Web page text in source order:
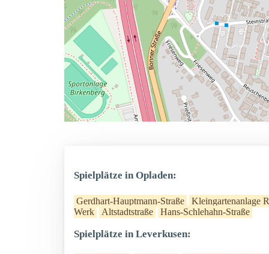
Spielplätze in Opladen:
Gerdhart-Hauptmann-Straße
Kleingartenanlage
Werk
Altstadtstraße Hans-Schlehahn-Straße
Spielplätze in Leverkusen: